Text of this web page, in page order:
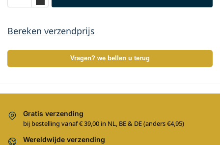
Bereken verzendprijs
Vragen? we bellen u terug
Gratis verzending
bij bestelling vanaf € 39,00 in NL, BE & DE (anders €4,95)
Wereldwijde verzending